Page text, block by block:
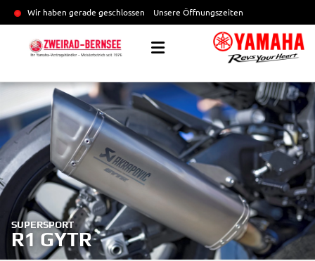
Wir haben gerade geschlossen Unsere Öffnungszeiten
SUPERSPORT
R1 GYTR